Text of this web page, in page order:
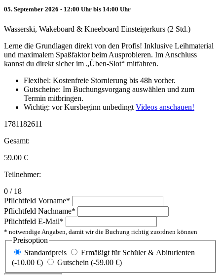
05. September 2026 - 12:00 Uhr bis 14:00 Uhr
Wasserski, Wakeboard & Kneeboard Einsteigerkurs (2 Std.)
Lerne die Grundlagen direkt von den Profis! Inklusive Leihmaterial
und maximalem Spaßfaktor beim Ausprobieren. Im Anschluss
kannst du direkt sicher im „Üben-Slot“ mitfahren.
Flexibel: Kostenfreie Stornierung bis 48h vorher.
Gutscheine: Im Buchungsvorgang auswählen und zum
Termin mitbringen.
Wichtig: vor Kursbeginn unbedingt Videos anschauen!
1781182611
Gesamt:
59.00 €
Teilnehmer:
0 / 18
Pflichtfeld Vorname*
Pflichtfeld Nachname*
Pflichtfeld E-Mail*
* notwendige Angaben, damit wir die Buchung richtig zuordnen können
Preisoption
Standardpreis
Ermäßigt für Schüler & Abiturienten
(-10.00 €)
Gutschein (-59.00 €)